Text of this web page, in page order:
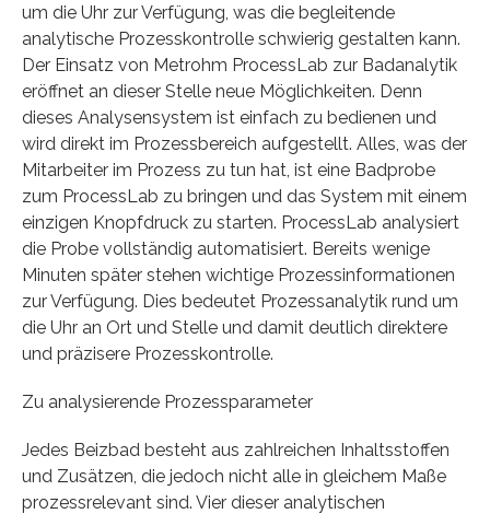
um die Uhr zur Verfügung, was die begleitende
analytische Prozesskontrolle schwierig gestalten kann.
Der Einsatz von Metrohm ProcessLab zur Badanalytik
eröffnet an dieser Stelle neue Möglichkeiten. Denn
dieses Analysensystem ist einfach zu bedienen und
wird direkt im Prozessbereich aufgestellt. Alles, was der
Mitarbeiter im Prozess zu tun hat, ist eine Badprobe
zum ProcessLab zu bringen und das System mit einem
einzigen Knopfdruck zu starten. ProcessLab analysiert
die Probe vollständig automatisiert. Bereits wenige
Minuten später stehen wichtige Prozessinformationen
zur Verfügung. Dies bedeutet Prozessanalytik rund um
die Uhr an Ort und Stelle und damit deutlich direktere
und präzisere Prozesskontrolle.
Zu analysierende Prozessparameter
Jedes Beizbad besteht aus zahlreichen Inhaltsstoffen
und Zusätzen, die jedoch nicht alle in gleichem Maße
prozessrelevant sind. Vier dieser analytischen